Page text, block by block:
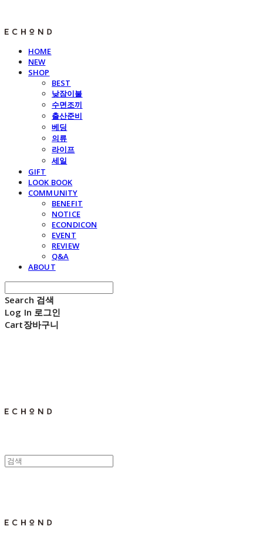
HOME
NEW
SHOP
BEST
낮잠이불
수면조끼
출산준비
베딩
의류
라이프
세일
GIFT
LOOK BOOK
COMMUNITY
BENEFIT
NOTICE
ECONDICON
EVENT
REVIEW
Q&A
ABOUT
Search 검색
Log In 로그인
Cart장바구니